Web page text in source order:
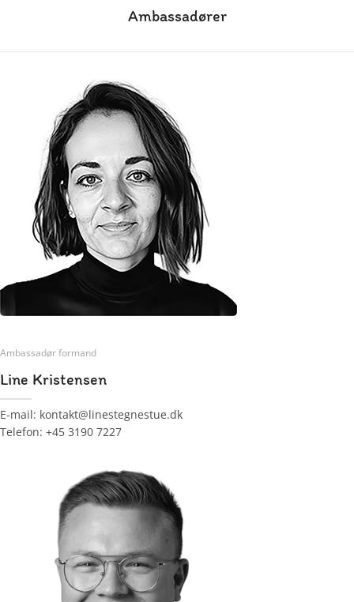
Ambassadører
Ambassadør formand
Line Kristensen
E-mail: kontakt@linestegnestue.dk
Telefon: +45 3190 7227